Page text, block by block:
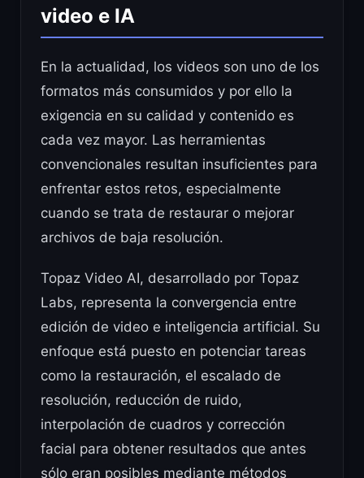
video e IA
En la actualidad, los videos son uno de los
formatos más consumidos y por ello la
exigencia en su calidad y contenido es
cada vez mayor. Las herramientas
convencionales resultan insuficientes para
enfrentar estos retos, especialmente
cuando se trata de restaurar o mejorar
archivos de baja resolución.
Topaz Video AI, desarrollado por Topaz
Labs, representa la convergencia entre
edición de video e inteligencia artificial. Su
enfoque está puesto en potenciar tareas
como la restauración, el escalado de
resolución, reducción de ruido,
interpolación de cuadros y corrección
facial para obtener resultados que antes
sólo eran posibles mediante métodos